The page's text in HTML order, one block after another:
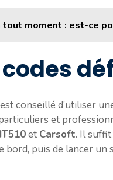
tout moment : est-ce
conseillé d’utiliser
et
et Carsoft. Il
puis de lancer un